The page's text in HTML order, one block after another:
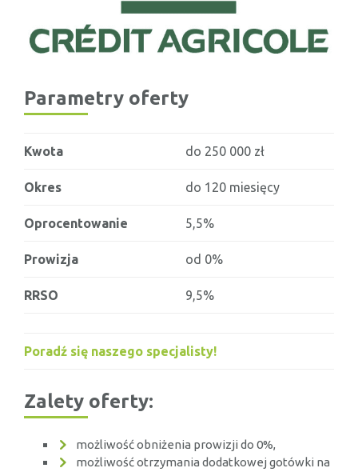
Parametry oferty
Kwota do 250 000 zł
Okres do 120 miesięcy
Oprocentowanie 5,5%
Prowizja od 0%
RRSO 9,5%
Poradź się naszego specjalisty!
Zalety oferty:
możliwość obniżenia prowizji do 0%,
możliwość otrzymania dodatkowej gotówki na